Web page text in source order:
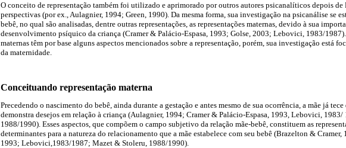
O conceito de representação também foi utilizado e aprimorado por outros autores psicanalíticos depois de
perspectivas (por ex., Aulagnier, 1994; Green, 1990). Da mesma forma, sua investigação na psicanálise se
bebê, no qual são analisadas, dentre outras representações, as representações maternas, devido à sua
desenvolvimento psíquico da criança (Cramer & Palácio-Espasa, 1993; Golse, 2003; Lebovici, 1983/1987).
maternas têm por base alguns aspectos mencionados sobre a representação, porém, sua investigação está
da maternidade.
Conceituando representação materna
Precedendo o nascimento do bebê, ainda durante a gestação e antes mesmo de sua ocorrência, a mãe já
demonstra desejos em relação à criança (Aulagnier, 1994; Cramer & Palácio-Espasa, 1993, Lebovici,
1988/1990). Esses aspectos, que compõem o campo subjetivo da relação mãe-bebê, constituem as
determinantes para a natureza do relacionamento que a mãe estabelece com seu bebê (Brazelton & Cramer,
1993; Lebovici,1983/1987; Mazet & Stoleru, 1988/1990).